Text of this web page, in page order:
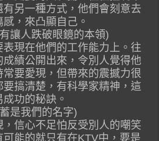
另一種方式，他們會刻意去
，來凸顯自己。
讓人跌破眼鏡的本領)
現在他們的工作能力上。往
績公開出來，令別人覺得他
要愛現，但帶來的震撼力很
搞清楚，有科學家精神，這
功的秘訣。
是我們的名字)
信心不足怕反受別人的嘲笑
能的就只有在KTV中，要是